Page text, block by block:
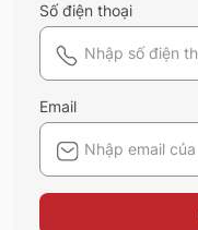
Số điện thoại
Email